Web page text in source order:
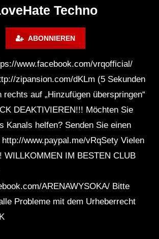
Techno
ABONNIEREN
www.facebook.com/vrqofficial/
zipansion.com/dKLm (5 Sekunden
rechts auf „Hinzufügen überspringen“
DEAKTIVIEREN!!! Möchten Sie
Kanals helfen? Senden Sie einen
www.paypal.me/vRqSety Vielen
WILLKOMMEN IM BESTEN CLUB
ARENAWYSOKA/ Bitte
Probleme mit dem Urheberrecht